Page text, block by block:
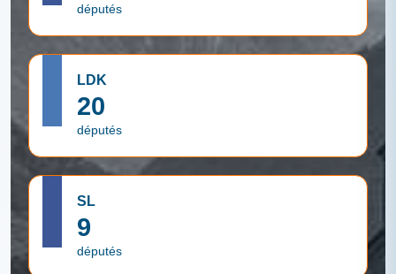
députés
LDK
20
députés
SL
9
députés